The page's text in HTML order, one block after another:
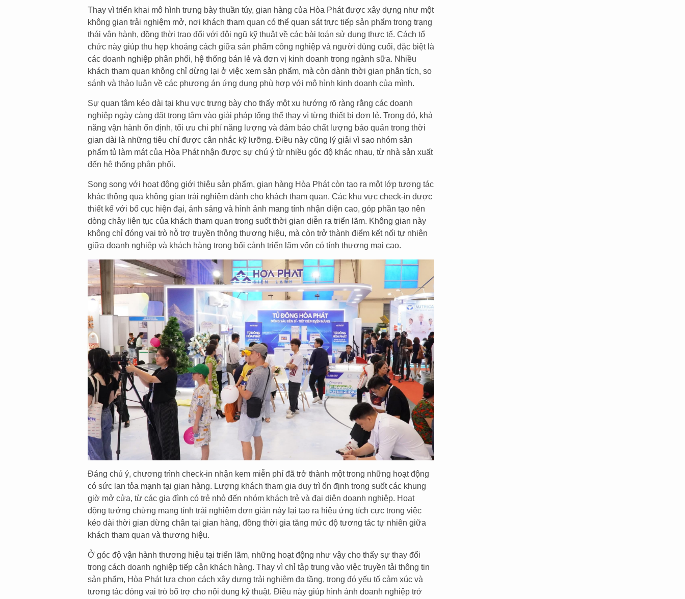
Thay vì triển khai mô hình trưng bày thuần túy, gian hàng của Hòa Phát được xây dựng như một
không gian trải nghiệm mở, nơi khách tham quan có thể quan sát trực tiếp sản phẩm trong trạng
thái vận hành, đồng thời trao đổi với đội ngũ kỹ thuật về các bài toán sử dụng thực tế. Cách tổ
chức này giúp thu hẹp khoảng cách giữa sản phẩm công nghiệp và người dùng cuối, đặc biệt là
các doanh nghiệp phân phối, hệ thống bán lẻ và đơn vị kinh doanh trong ngành sữa. Nhiều
khách tham quan không chỉ dừng lại ở việc xem sản phẩm, mà còn dành thời gian phân tích, so
sánh và thảo luận về các phương án ứng dụng phù hợp với mô hình kinh doanh của mình.
Sự quan tâm kéo dài tại khu vực trưng bày cho thấy một xu hướng rõ ràng rằng các doanh
nghiệp ngày càng đặt trọng tâm vào giải pháp tổng thể thay vì từng thiết bị đơn lẻ. Trong đó, khả
năng vận hành ổn định, tối ưu chi phí năng lượng và đảm bảo chất lượng bảo quản trong thời
gian dài là những tiêu chí được cân nhắc kỹ lưỡng. Điều này cũng lý giải vì sao nhóm sản
phẩm tủ làm mát của Hòa Phát nhận được sự chú ý từ nhiều góc độ khác nhau, từ nhà sản xuất
đến hệ thống phân phối.
Song song với hoạt động giới thiệu sản phẩm, gian hàng Hòa Phát còn tạo ra một lớp tương tác
khác thông qua không gian trải nghiệm dành cho khách tham quan. Các khu vực check-in được
thiết kế với bố cục hiện đại, ánh sáng và hình ảnh mang tính nhận diện cao, góp phần tạo nên
dòng chảy liên tục của khách tham quan trong suốt thời gian diễn ra triển lãm. Không gian này
không chỉ đóng vai trò hỗ trợ truyền thông thương hiệu, mà còn trở thành điểm kết nối tự nhiên
giữa doanh nghiệp và khách hàng trong bối cảnh triển lãm vốn có tính thương mại cao.
Đáng chú ý, chương trình check-in nhận kem miễn phí đã trở thành một trong những hoạt động
có sức lan tỏa mạnh tại gian hàng. Lượng khách tham gia duy trì ổn định trong suốt các khung
giờ mở cửa, từ các gia đình có trẻ nhỏ đến nhóm khách trẻ và đại diện doanh nghiệp. Hoạt
động tưởng chừng mang tính trải nghiệm đơn giản này lại tạo ra hiệu ứng tích cực trong việc
kéo dài thời gian dừng chân tại gian hàng, đồng thời gia tăng mức độ tương tác tự nhiên giữa
khách tham quan và thương hiệu.
Ở góc độ vận hành thương hiệu tại triển lãm, những hoạt động như vậy cho thấy sự thay đổi
trong cách doanh nghiệp tiếp cận khách hàng. Thay vì chỉ tập trung vào việc truyền tải thông tin
sản phẩm, Hòa Phát lựa chọn cách xây dựng trải nghiệm đa tầng, trong đó yếu tố cảm xúc và
tương tác đóng vai trò bổ trợ cho nội dung kỹ thuật. Điều này giúp hình ảnh doanh nghiệp trở